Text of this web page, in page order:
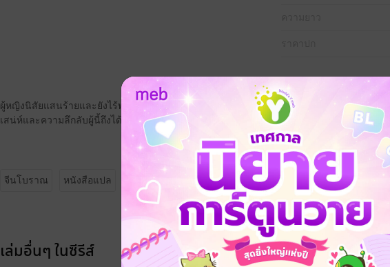
ผู้หญิงนิสัยแสนร้ายและยังไร้พลังปราณอย่างนาง คนในตระกูลยังรังเกียจ ทุกคนในใต้หล้าต่าง
เสน่ห์และความลึกลับผู้นี้ถึงได้สนใจนางกัน?!
จีนโบราณ หนังสือแปล นิยายจีนแปล FinalCall
เล่มอื่นๆ ในซีรีส์